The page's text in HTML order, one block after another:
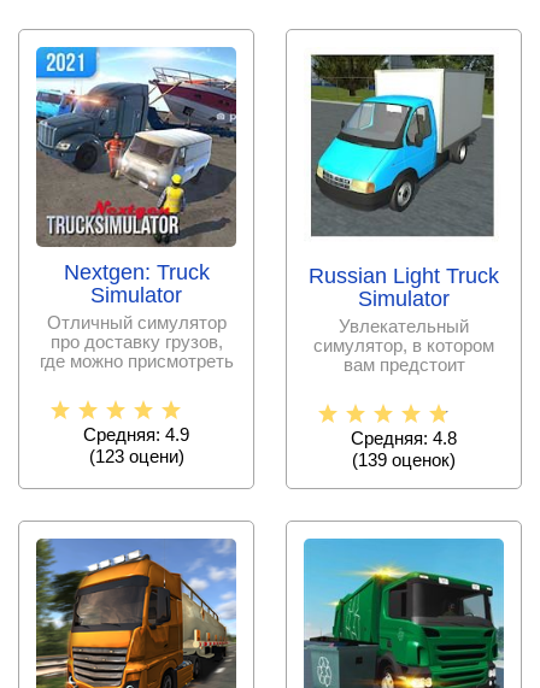
Nextgen: Truck
Simulator
Отличный симулятор
про доставку грузов,
где можно присмотреть
Средняя: 4.9
(123оцени)
Russian Light Truck
Simulator
Увлекательный
симулятор, в котором
вам предстоит
перевозчика
Средняя: 4.8
(139 оценок)